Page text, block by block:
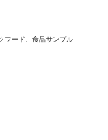
フード、食品サンプル